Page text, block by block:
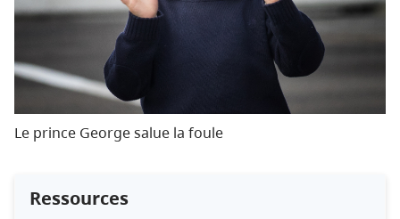
Le prince George salue la foule
Ressources